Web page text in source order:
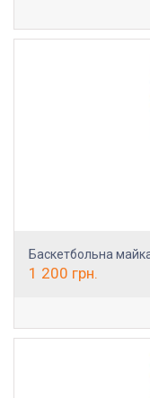
Баскетбольна
1 200 грн.